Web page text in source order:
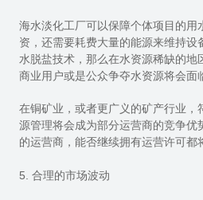
海水淡化工厂可以保障个体项目的用
资，还需要耗费大量的能源来维持
水脱盐技术，那么在水资源稀缺的
商业用户或是公众争夺水资源将会面
在铜矿业，或者更广义的矿产行业，
源管理将会成为部分运营商的竞争优
的运营商，能否继续拥有运营许可都
5. 合理的市场波动